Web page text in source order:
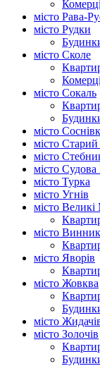
місто Рава-
місто Рудки
місто Сколе
місто Сокаль
місто
місто
місто
місто
місто Турка
місто Угнів
місто
місто
місто Яворів
місто Жовква
місто
місто Золочів